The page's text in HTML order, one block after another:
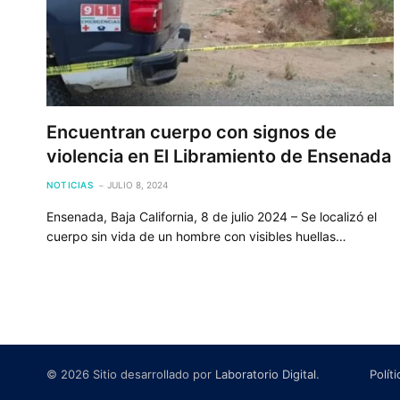
Encuentran cuerpo con signos de
violencia en El Libramiento de Ensenada
NOTICIAS JULIO 8, 2024
Ensenada, Baja California, 8 de julio 2024 – Se localizó el
cuerpo sin vida de un hombre con visibles huellas…
© 2026 Sitio desarrollado por Laboratorio Digital.